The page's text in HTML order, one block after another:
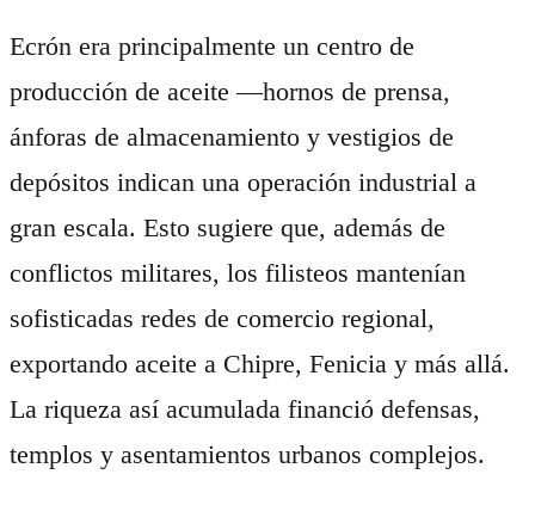
Ecrón era principalmente un centro de
producción de aceite —hornos de prensa,
ánforas de almacenamiento y vestigios de
depósitos indican una operación industrial a
gran escala. Esto sugiere que, además de
conflictos militares, los filisteos mantenían
sofisticadas redes de comercio regional,
exportando aceite a Chipre, Fenicia y más allá.
La riqueza así acumulada financió defensas,
templos y asentamientos urbanos complejos.